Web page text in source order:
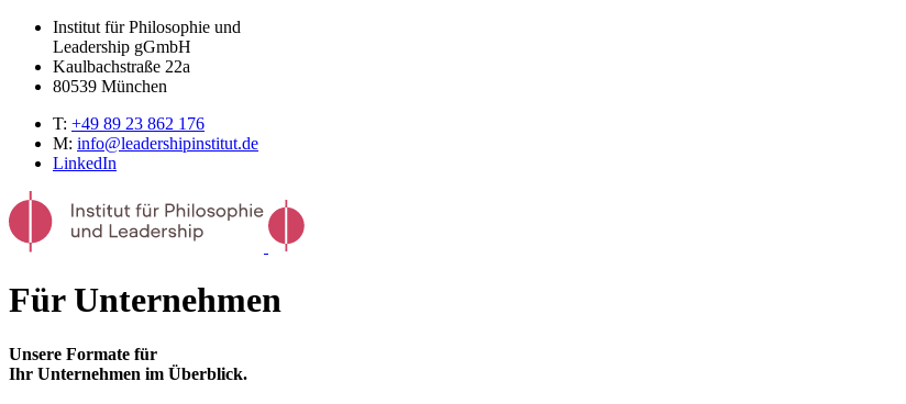
Institut für Philosophie und
Leadership gGmbH
Kaulbachstraße 22a
80539 München
T: +49 89 23 862 176
M: info@leadershipinstitut.de
LinkedIn
Für Unternehmen
Unsere Formate für
Ihr Unternehmen im Überblick.